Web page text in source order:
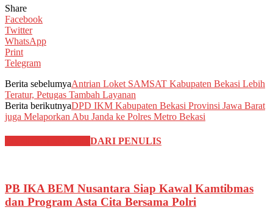
Share
Facebook
Twitter
WhatsApp
Print
Telegram
Berita sebelumyaAntrian Loket SAMSAT Kabupaten Bekasi Lebih
Teratur, Petugas Tambah Layanan
Berita berikutnyaDPD IKM Kabupaten Bekasi Provinsi Jawa Barat
juga Melaporkan Abu Janda ke Polres Metro Bekasi
DARI PENULIS
PB IKA BEM Nusantara Siap Kawal Kamtibmas
dan Program Asta Cita Bersama Polri